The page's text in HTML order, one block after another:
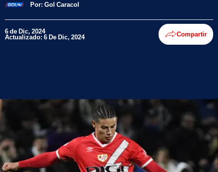
Por: Gol Caracol
6 de Dic, 2024
Actualizado: 6 De Dic, 2024 Compartir